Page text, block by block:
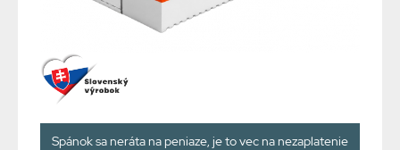
Spánok sa neráta na peniaze, je to vec na nezaplatenie